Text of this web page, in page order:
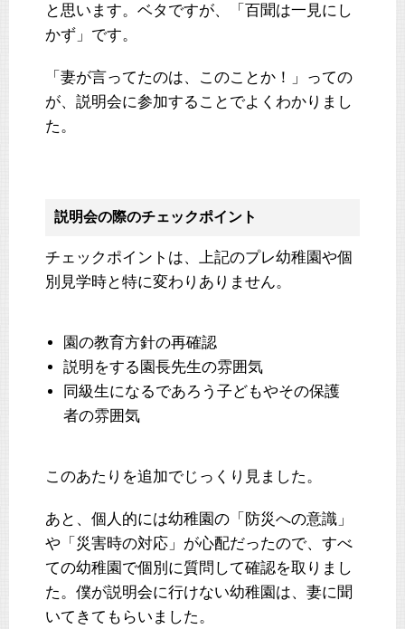
と思います。ベタですが、「百聞は一見にし
かず」です。
「妻が言ってたのは、このことか！」っての
が、説明会に参加することでよくわかりまし
た。
説明会の際のチェックポイント
チェックポイントは、上記のプレ幼稚園や個
別見学時と特に変わりありません。
園の教育方針の再確認
説明をする園長先生の雰囲気
同級生になるであろう子どもやその保護
者の雰囲気
このあたりを追加でじっくり見ました。
あと、個人的には幼稚園の「防災への意識」
や「災害時の対応」が心配だったので、すべ
ての幼稚園で個別に質問して確認を取りまし
た。僕が説明会に行けない幼稚園は、妻に聞
いてきてもらいました。